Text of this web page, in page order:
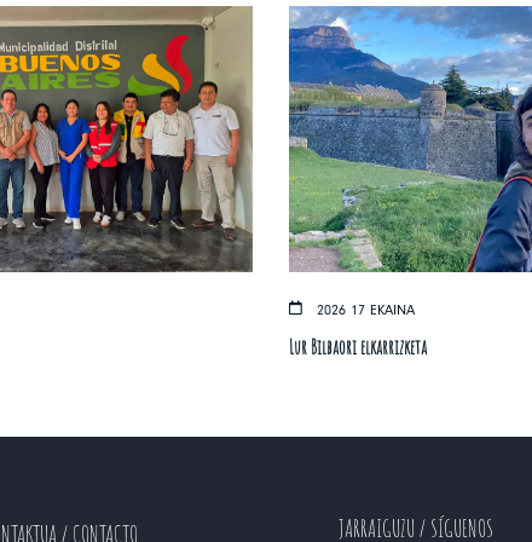
2026 17 EKAINA
Lur Bilbaori elkarrizketa
/ CONTACTO JARRAIGUZU / SÍGUENOS